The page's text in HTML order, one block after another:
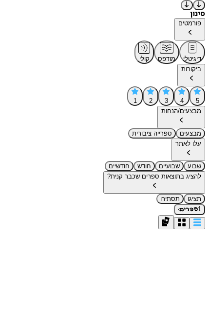
סינון
פורמטים
דיגיטלי מודפס
קולי
ביקורות
5
4
3
2
1
מבצעים/הנחות
מבצעים
ספרייה ציבורית
עלו לאתר
שבוע שבועיים חודש
חודשיים
להציג בתוצאות ספרים שכבר קנית?
תציגו
תסתירו
1ספרים›